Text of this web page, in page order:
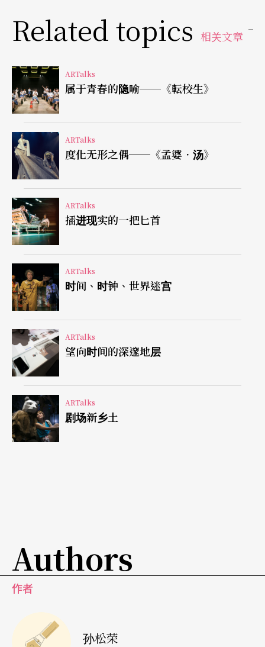
Related topics 相关文章
ARTalks
属于青春的隐喻──《転校生》
ARTalks
度化无形之偶──《孟婆．汤》
ARTalks
插进现实的一把匕首
ARTalks
时间、时钟、世界迷宫
ARTalks
望向时间的深邃地层
ARTalks
剧场新乡土
Authors
作者
孙松荣